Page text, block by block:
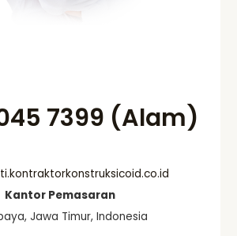
7399 (Alam)
Kantor Pemasaran
Jawa Timur, Indonesia